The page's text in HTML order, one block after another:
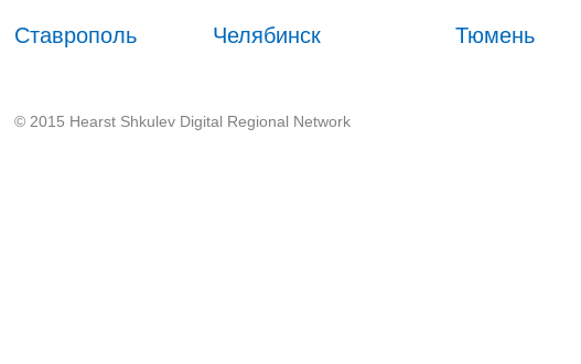
Ставрополь Челябинск Тюмень
© 2015 Hearst Shkulev Digital Regional Network